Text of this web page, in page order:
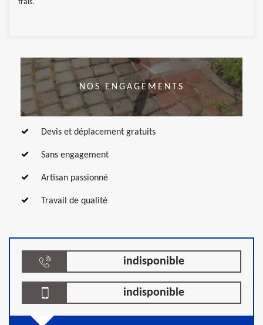
frais.
NOS ENGAGEMENTS
Devis et déplacement gratuits
Sans engagement
Artisan passionné
Travail de qualité
indisponible
indisponible